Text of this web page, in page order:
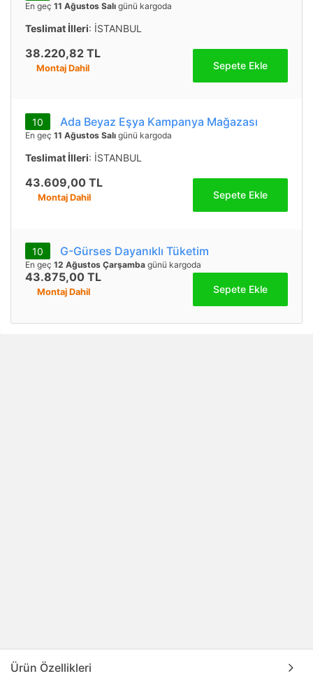
En geç 11 Ağustos Salı günü kargoda
Teslimat İlleri: İSTANBUL
38.220,82 TL
Montaj Dahil Sepete Ekle
10 Ada Beyaz Eşya Kampanya Mağazası
En geç 11 Ağustos Salı günü kargoda
Teslimat İlleri: İSTANBUL
43.609,00 TL
Montaj Dahil Sepete Ekle
10 G-Gürses Dayanıklı Tüketim
En geç 12 Ağustos Çarşamba günü kargoda
43.875,00 TL
Montaj Dahil Sepete Ekle
Ürün Özellikleri